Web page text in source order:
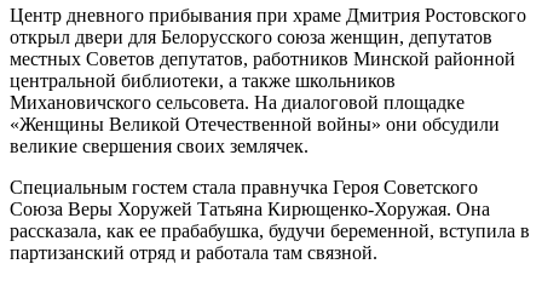
Центр дневного прибывания при храме Дмитрия Ростовского
открыл двери для Белорусского союза женщин, депутатов
местных Советов депутатов, работников Минской районной
центральной библиотеки, а также школьников
Михановичского сельсовета. На диалоговой площадке
«Женщины Великой Отечественной войны» они обсудили
великие свершения своих землячек.
Специальным гостем стала правнучка Героя Советского
Союза Веры Хоружей Татьяна Кирющенко-Хоружая. Она
рассказала, как ее прабабушка, будучи беременной, вступила в
партизанский отряд и работала там связной.